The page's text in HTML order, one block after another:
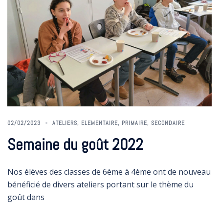
02/02/2023 ATELIERS, ELEMENTAIRE, PRIMAIRE, SECONDAIRE
Semaine du goût 2022
Nos élèves des classes de 6ème à 4ème ont de nouveau
bénéficié de divers ateliers portant sur le thème du
goût dans